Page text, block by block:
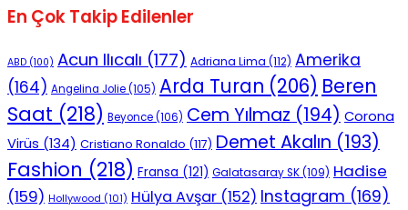
En Çok Takip Edilenler
ABD (100) Acun Ilıcalı (177) Adriana Lima (112) Amerika
(164) Angelina Jolie(105) Arda Turan (206) Beren
Saat (218) Beyonce(106) Cem Yılmaz (194) Corona
Virüs (134) Cristiano Ronaldo (117) Demet Akalın (193)
Fashion (218) Fransa (121) Galatasaray SK(109) Hadise
(159) Hollywood (101) Hülya Avşar (152) Instagram (169)